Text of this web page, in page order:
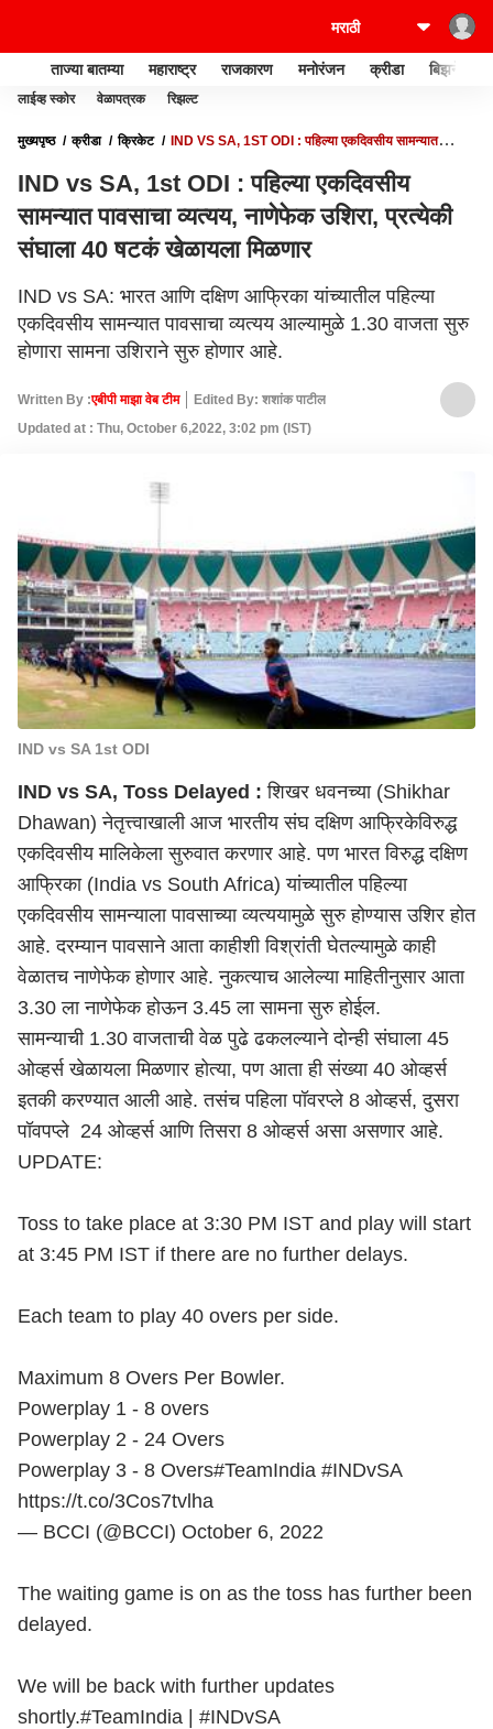
ताज्या बातम्या महाराष्ट्र राजकारण मनोरंजन क्रीडा बिझनेस
लाईव्ह स्कोर वेळापत्रक रिझल्ट
मुख्यपृष्ठ क्रीडा क्रिकेट
IND VS SA, 1ST ODI : पहिल्या एकदिवसीय सामन्यात
IND vs SA, 1st ODI : पहिल्या एकदिवसीय
सामन्यात पावसाचा व्यत्यय, नाणेफेक उशिरा, प्रत्येकी
संघाला 40 षटकं खेळायला मिळणार
IND vs SA: भारत आणि दक्षिण आफ्रिका यांच्यातील पहिल्या
एकदिवसीय सामन्यात पावसाचा व्यत्यय आल्यामुळे 1.30 वाजता सुरु
होणारा सामना उशिराने सुरु होणार आहे.
Written By :एबीपी माझा वेब टीम
Edited By: शशांक पाटील
Updated at : Thu, October 6,2022, 3:02 pm (IST)
IND vs SA 1st ODI
IND vs SA, Toss Delayed :शिखर धवनच्या(Shikhar
Dhawan) नेतृत्त्वाखाली आज भारतीय संघ दक्षिण आफ्रिकेविरुद्ध
एकदिवसीय मालिकेला सुरुवात करणार आहे. पण भारत विरुद्ध दक्षिण
आफ्रिका(India vs South Africa) यांच्यातील पहिल्या
एकदिवसीय सामन्याला पावसाच्या व्यत्ययामुळे सुरु होण्यास उशिर होत
आहे. दरम्यान पावसाने आता काहीशी विश्रांती घेतल्यामुळे काही
वेळातच नाणेफेक होणार आहे. नुकत्याच आलेल्या माहितीनुसार आता
3.30 ला नाणेफेक होऊन 3.45 ला सामना सुरु होईल.
सामन्याची 1.30 वाजताची वेळ पुढे ढकलल्याने दोन्ही संघाला 45
ओव्हर्स खेळायला मिळणार होत्या, पण आता ही संख्या 40 ओव्हर्स
इतकी करण्यात आली आहे. तसंच पहिला पॉवरप्ले 8 ओव्हर्स, दुसरा
पॉवपप्ले 24 ओव्हर्स आणि तिसरा 8 ओव्हर्स असा असणार आहे.
UPDATE:
Toss to take place at 3:30 PM IST and play will start
at 3:45 PM IST if there are no further delays.
Each team to play 40 overs per side.
Maximum 8 Overs Per Bowler.
Powerplay 1 - 8 overs
Powerplay 2 - 24 Overs
Powerplay 3 - 8 Overs#TeamIndia #INDvSA
https://t.co/3Cos7tvlha
— BCCI (@BCCI) October 6, 2022
The waiting game is on as the toss has further been
delayed.
We will be back with further updates
shortly.#TeamIndia
#INDvSA